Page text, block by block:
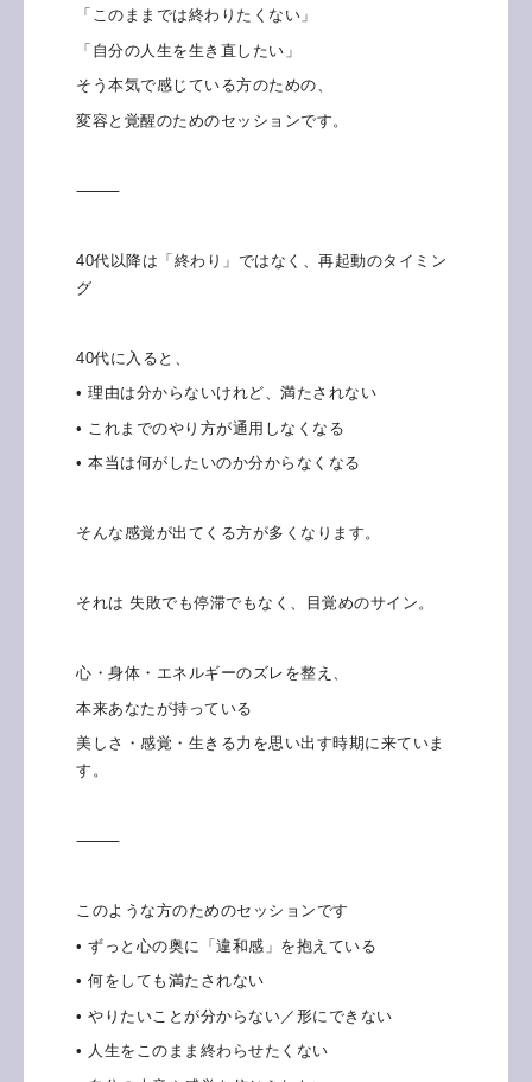
「このままでは終わりたくない」
「自分の人生を生き直したい」
そう本気で感じている方のための、
変容と覚醒のためのセッションです。
⸻
40代以降は「終わり」ではなく、再起動のタイミン
グ
40代に入ると、
• 理由は分からないけれど、満たされない
• これまでのやり方が通用しなくなる
• 本当は何がしたいのか分からなくなる
そんな感覚が出てくる方が多くなります。
それは 失敗でも停滞でもなく、目覚めのサイン。
心・身体・エネルギーのズレを整え、
本来あなたが持っている
美しさ・感覚・生きる力を思い出す時期に来ていま
す。
⸻
このような方のためのセッションです
• ずっと心の奥に「違和感」を抱えている
• 何をしても満たされない
• やりたいことが分からない／形にできない
• 人生をこのまま終わらせたくない